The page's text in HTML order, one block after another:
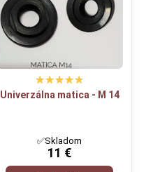
Univerzálna matica - M 14
✅Skladom
11 €